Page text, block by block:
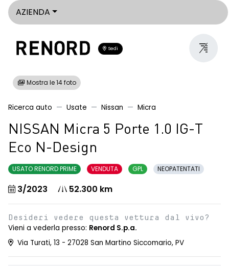
AZIENDA
Sedi
Mostra le 14 foto
Ricerca auto Usate Nissan Micra
NISSAN Micra 5 Porte 1.0 IG-T
Eco N-Design
USATO RENORD PRIME VENDUTA GPL NEOPATENTATI
3/2023 52.300 km
Desideri vedere questa vettura dal vivo?
Vieni a vederla presso: Renord S.p.a.
Via Turati, 13 - 27028 San Martino Siccomario, PV